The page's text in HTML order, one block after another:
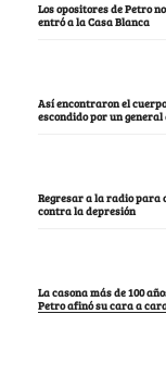
Los opositores de Petro
entró a la Casa Blanca
Así encontraron el
escondido por un general
Regresar a la radio para
contra la depresión
La casona más de 100
Petro afinó su cara a